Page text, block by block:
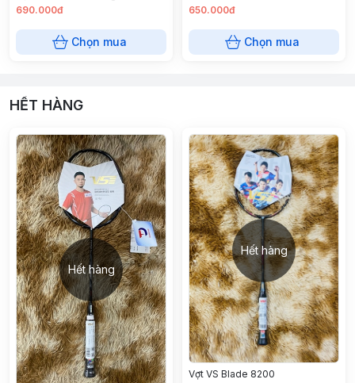
690.000đ
Chọn mua
650.000đ
Chọn mua
HẾT HÀNG
Hết hàng
Hết hàng
Vợt VS Blade 8200